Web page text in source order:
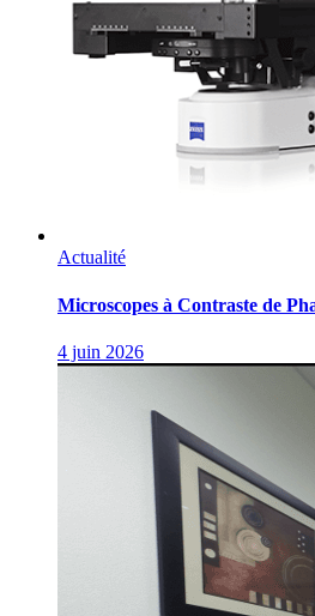
Actualité
Microscopes à Contraste de
4 juin 2026